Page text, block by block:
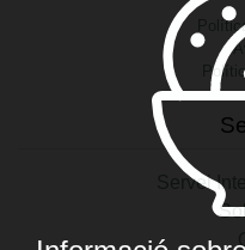
Servei